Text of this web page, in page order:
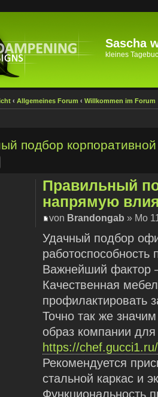
Sascha
kleines
‹ Allgemeines Forum ‹ Willkommen im Forum
подбор
Правильный
напрямую
von Brandongab » Mo
Удачный подбор
работоспособность
Важнейший фактор
Качественная
профилактировать
Точно так же
образ компании
https://
Рекомендуется
стальной каркас и
Функциональность